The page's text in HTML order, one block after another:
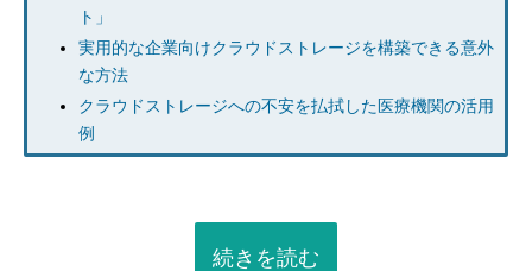
ト」
実用的な企業向けクラウドストレージを構築できる意外
な方法
クラウドストレージへの不安を払拭した医療機関の活用
例
続きを読む